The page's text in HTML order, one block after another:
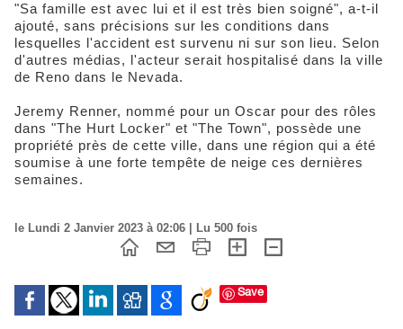
"Sa famille est avec lui et il est très bien soigné", a-t-il
ajouté, sans précisions sur les conditions dans
lesquelles l'accident est survenu ni sur son lieu. Selon
d'autres médias, l'acteur serait hospitalisé dans la ville
de Reno dans le Nevada.
Jeremy Renner, nommé pour un Oscar pour des rôles
dans "The Hurt Locker" et "The Town", possède une
propriété près de cette ville, dans une région qui a été
soumise à une forte tempête de neige ces dernières
semaines.
le Lundi 2 Janvier 2023 à 02:06 | Lu 500 fois
Save